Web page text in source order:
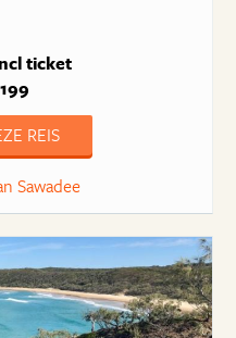
ticket
REIS
Sawadee